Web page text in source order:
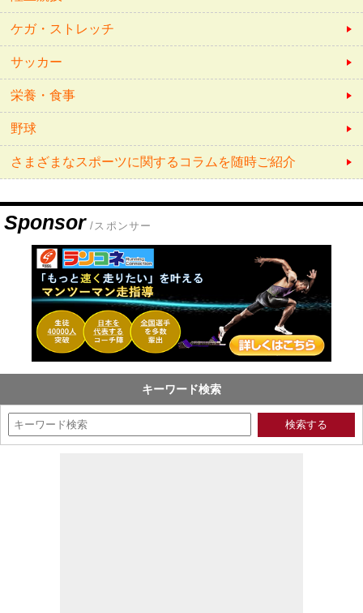
ケガ・ストレッチ
サッカー
栄養・食事
野球
さまざまなスポーツに関するコラムを随時ご紹介
Sponsor /スポンサー
キーワード検索